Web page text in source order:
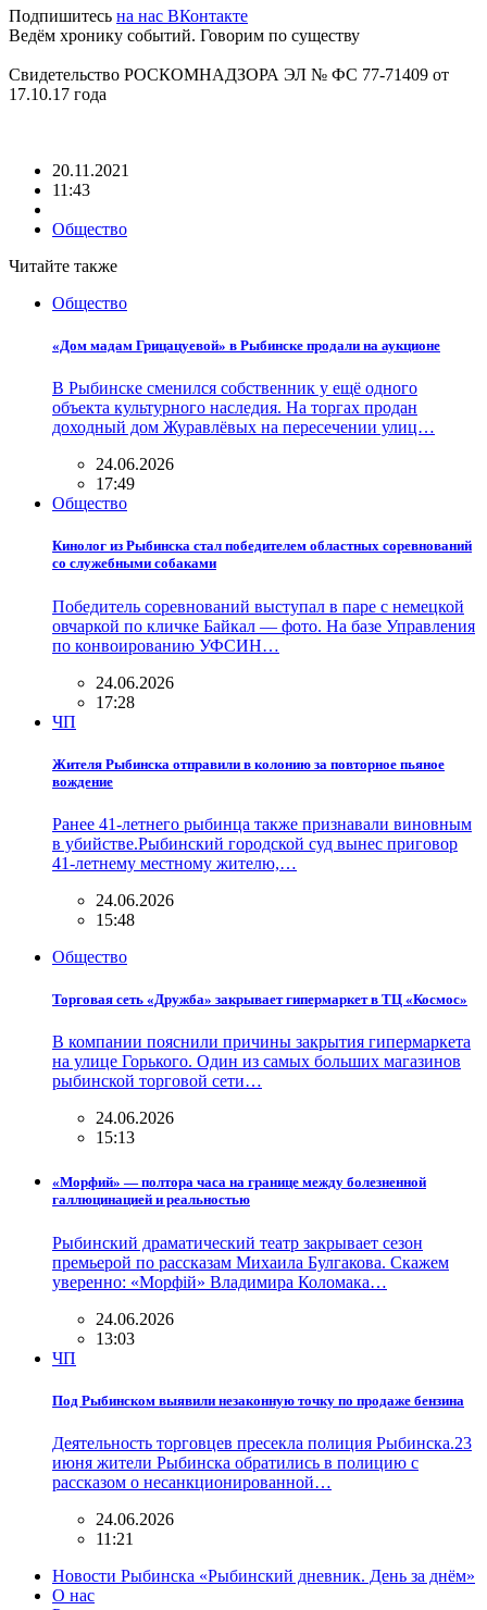
Подпишитесь на нас ВКонтакте
Ведём хронику событий. Говорим по существу
Свидетельство РОСКОМНАДЗОРА ЭЛ № ФС 77-71409 от
17.10.17 года
20.11.2021
11:43
Общество
Читайте также
Общество
«Дом мадам Грицацуевой» в Рыбинске продали на аукционе
В Рыбинске сменился собственник у ещё одного
объекта культурного наследия. На торгах продан
доходный дом Журавлёвых на пересечении улиц…
24.06.2026
17:49
Общество
Кинолог из Рыбинска стал победителем областных соревнований
со служебными собаками
Победитель соревнований выступал в паре с немецкой
овчаркой по кличке Байкал — фото. На базе Управления
по конвоированию УФСИН…
24.06.2026
17:28
ЧП
Жителя Рыбинска отправили в колонию за повторное пьяное
вождение
Ранее 41-летнего рыбинца также признавали виновным
в убийстве.Рыбинский городской суд вынес приговор
41-летнему местному жителю,…
24.06.2026
15:48
Общество
Торговая сеть «Дружба» закрывает гипермаркет в ТЦ «Космос»
В компании пояснили причины закрытия гипермаркета
на улице Горького. Один из самых больших магазинов
рыбинской торговой сети…
24.06.2026
15:13
«Морфий» — полтора часа на границе между болезненной
галлюцинацией и реальностью
Рыбинский драматический театр закрывает сезон
премьерой по рассказам Михаила Булгакова. Скажем
уверенно: «Морфiй» Владимира Коломака…
24.06.2026
13:03
ЧП
Под Рыбинском выявили незаконную точку по продаже бензина
Деятельность торговцев пресекла полиция Рыбинска.23
июня жители Рыбинска обратились в полицию с
рассказом о несанкционированной…
24.06.2026
11:21
Новости Рыбинска «Рыбинский дневник. День за днём»
О нас